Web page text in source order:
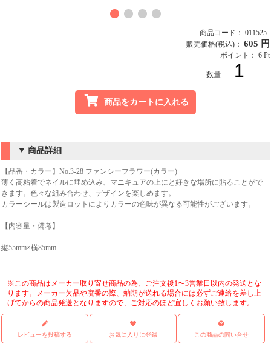
商品コード： 011525
販売価格(税込)： 605 円
ポイント： 6 Pt
数量
商品をカートに入れる
商品詳細
【品番・カラー】No.3-28 ファンシーフラワー(カラー)
薄く高粘着でネイルに埋め込み、マニキュアの上にと好きな場所に貼ることがで
きます。色々な組み合わせ、デザインを楽しめます。
カラーシールは製造ロットによりカラーの色味が異なる可能性がございます。
【内容量・備考】
縦55mm×横85mm
※この商品はメーカー取り寄せ商品の為、ご注文後1〜3営業日以内の発送とな
ります。メーカー欠品や廃番の際、納期が送れる場合には必ずご連絡を差し上
げてからの商品発送となりますので、ご対応のほど宜しくお願い致します。
レビューを投稿する お気に入りに登録 この商品の問い合せ